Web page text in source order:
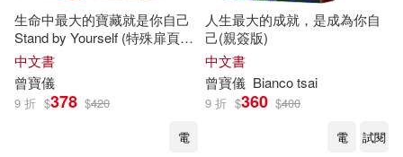
生命中最大的寶藏就是你自己
Stand by Yourself (特殊扉頁限
量親簽版)
中文書
曾寶儀
9 折 $378 $420
電
人生最大的成就，是成為你自
己(親簽版)
中文書
曾寶儀 Bianco tsai
9 折 $360 $400
電
試閱